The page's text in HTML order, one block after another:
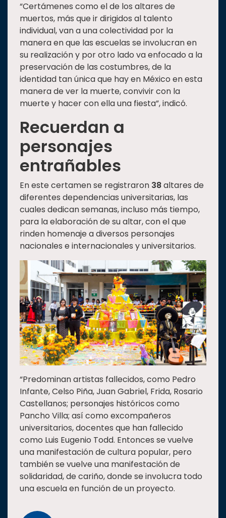
“Certámenes como el de los altares de
muertos, más que ir dirigidos al talento
individual, van a una colectividad por la
manera en que las escuelas se involucran en
su realización y por otro lado va enfocado a la
preservación de las costumbres, de la
identidad tan única que hay en México en esta
manera de ver la muerte, convivir con la
muerte y hacer con ella una fiesta”, indicó.
Recuerdan a
personajes
entrañables
En este certamen se registraron 38altares de
diferentes dependencias universitarias, las
cuales dedican semanas, incluso más tiempo,
para la elaboración de su altar, con el que
rinden homenaje a diversos personajes
nacionales e internacionales y universitarios.
“Predominan artistas fallecidos, como Pedro
Infante, Celso Piña, Juan Gabriel, Frida, Rosario
Castellanos; personajes históricos como
Pancho Villa; así como excompañeros
universitarios, docentes que han fallecido
como Luis Eugenio Todd. Entonces se vuelve
una manifestación de cultura popular, pero
también se vuelve una manifestación de
solidaridad, de cariño, donde se involucra todo
una escuela en función de un proyecto.